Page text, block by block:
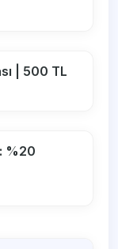
| 500 TL
%20